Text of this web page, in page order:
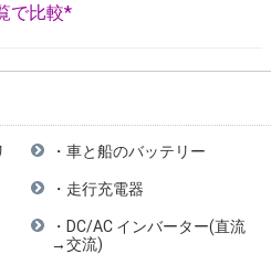
で比較*
・車と船のバッテリー
・走行充電器
・DC/AC インバーター(直流
→交流)